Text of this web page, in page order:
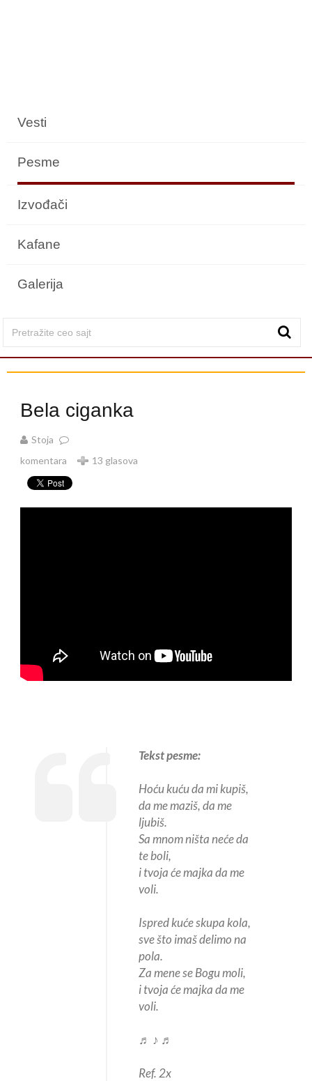
Vesti
Pesme
Izvođači
Kafane
Galerija
Bela ciganka
Stoja
komentara
13 glasova
Tekst pesme:
Hoću kuću da mi kupiš,
da me maziš, da me
ljubiš.
Sa mnom ništa neće da
te boli,
i tvoja će majka da me
voli.
Ispred kuće skupa kola,
sve što imaš delimo na
pola.
Za mene se Bogu moli,
i tvoja će majka da me
voli.
♬ ♪ ♬
Ref. 2x